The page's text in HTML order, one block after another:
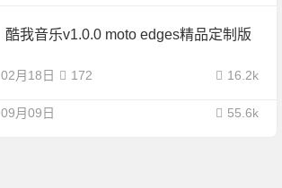
酷我音乐v1.0.0 moto edges精品定制版
02月18日 16.2k
172
09月09日 55.6k